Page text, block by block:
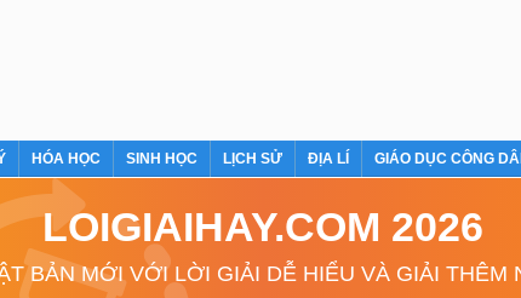
HÓA HỌC SINH HỌC LỊCH SỬ ĐỊA LÍ GIÁO DỤC CÔNG
LOIGIAIHAY.COM 2026
BẢN MỚI VỚI LỜI GIẢI DỄ HIỂU VÀ GIẢI THÊM